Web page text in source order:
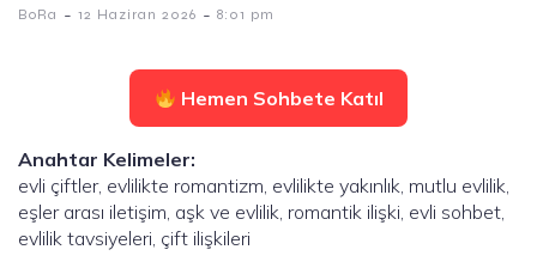
BoRa - 12 Haziran 2026 - 8:01 pm
Hemen Sohbete Katıl
Anahtar Kelimeler:
evli çiftler, evlilikte romantizm, evlilikte yakınlık, mutlu evlilik,
eşler arası iletişim, aşk ve evlilik, romantik ilişki, evli sohbet,
evlilik tavsiyeleri, çift ilişkileri